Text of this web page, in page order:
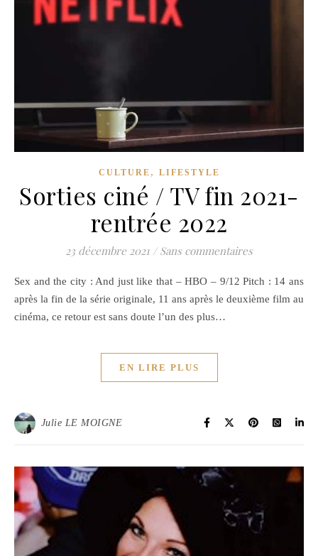
CULTURE , LIFESTYLE
Sorties ciné / TV fin 2021-
rentrée 2022
23 décembre 2021 / Sans commentaires
Sex and the city : And just like that – HBO – 9/12 Pitch : 14 ans
après la fin de la série originale, 11 ans après le deuxième film au
cinéma, ce retour est sans doute l’un des plus…
EN LIRE PLUS
Julie LE MOIGNE